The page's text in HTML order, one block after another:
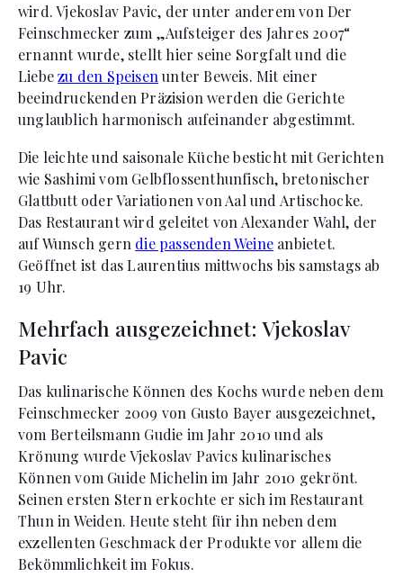
wird. Vjekoslav Pavic, der unter anderem von Der
Feinschmecker zum „Aufsteiger des Jahres 2007“
ernannt wurde, stellt hier seine Sorgfalt und die
Liebezu den Speisen unter Beweis. Mit einer
beeindruckenden Präzision werden die Gerichte
unglaublich harmonisch aufeinander abgestimmt.
Die leichte und saisonale Küche besticht mit Gerichten
wie Sashimi vom Gelbflossenthunfisch, bretonischer
Glattbutt oder Variationen von Aal und Artischocke.
Das Restaurant wird geleitet von Alexander Wahl, der
auf Wunsch gern die passenden Weine anbietet.
Geöffnet ist das Laurentius mittwochs bis samstags ab
19 Uhr.
Mehrfach ausgezeichnet: Vjekoslav
Pavic
Das kulinarische Können des Kochs wurde neben dem
Feinschmecker 2009 von Gusto Bayer ausgezeichnet,
vom Berteilsmann Gudie im Jahr 2010 und als
Krönung wurde Vjekoslav Pavics kulinarisches
Können vom Guide Michelin im Jahr 2010 gekrönt.
Seinen ersten Stern erkochte er sich im Restaurant
Thun in Weiden. Heute steht für ihn neben dem
exzellenten Geschmack der Produkte vor allem die
Bekömmlichkeit im Fokus.